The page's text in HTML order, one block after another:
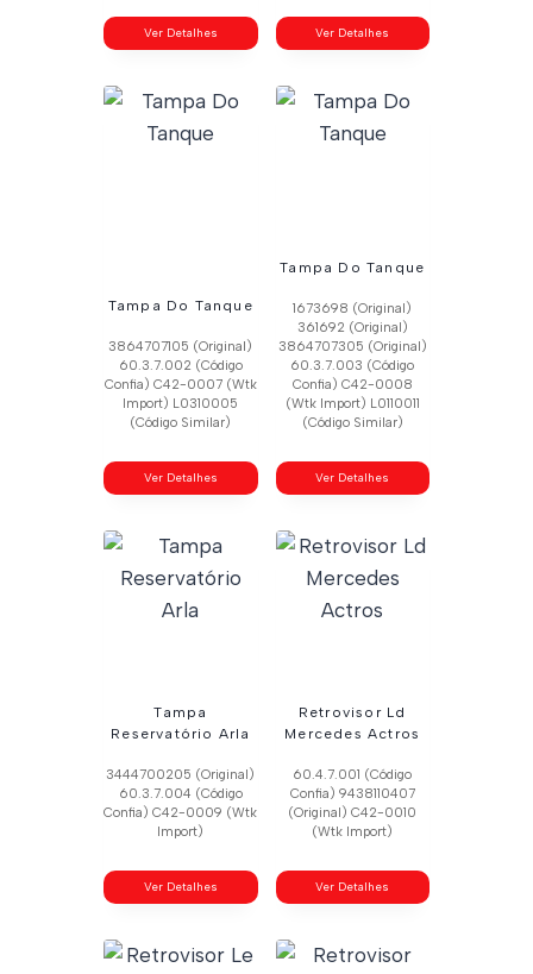
Ver Detalhes Ver Detalhes
Tampa Do Tanque
3864707105 (Original)
60.3.7.002 (Código
Confia) C42-0007 (Wtk
Import) L0310005
(Código Similar)
Ver Detalhes
Tampa Do Tanque
1673698 (Original)
361692 (Original)
3864707305 (Original)
60.3.7.003 (Código
Confia) C42-0008
(Wtk Import) L0110011
(Código Similar)
Ver Detalhes
Tampa
Reservatório Arla
3444700205 (Original)
60.3.7.004 (Código
Confia) C42-0009 (Wtk
Import)
Ver Detalhes
Retrovisor Ld
Mercedes Actros
60.4.7.001 (Código
Confia) 9438110407
(Original) C42-0010
(Wtk Import)
Ver Detalhes